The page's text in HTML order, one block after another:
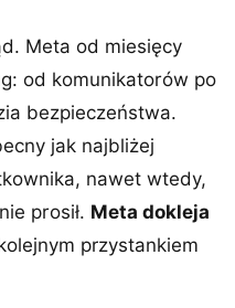
Meta od miesięcy
od komunikatorów po
bezpieczeństwa.
jak najbliżej
nawet wtedy,
prosił. Meta dokleja
przystankiem